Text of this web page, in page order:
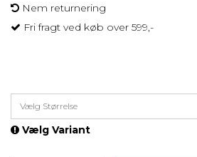
Nem returnering
Fri fragt ved køb over 599,-
Vælg Størrelse
Vælg Variant